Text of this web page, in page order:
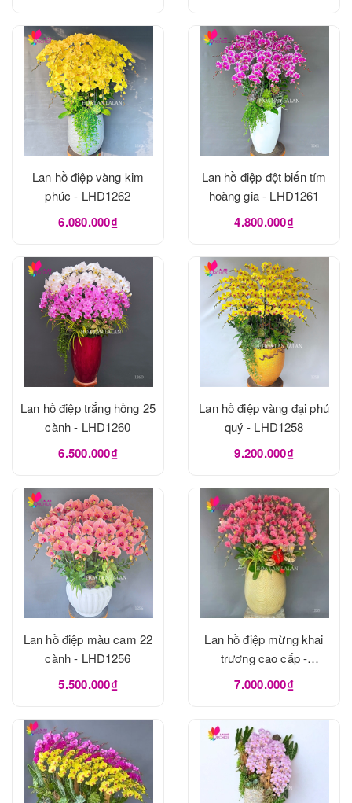
Lan hồ điệp vàng kim
phúc - LHD1262
6.080.000₫
Lan hồ điệp đột biến tím
hoàng gia - LHD1261
4.800.000₫
Lan hồ điệp trắng hồng 25
cành - LHD1260
6.500.000₫
Lan hồ điệp vàng đại phú
quý - LHD1258
9.200.000₫
Lan hồ điệp màu cam 22
cành - LHD1256
5.500.000₫
Lan hồ điệp mừng khai
trương cao cấp -
LHD1255
7.000.000₫